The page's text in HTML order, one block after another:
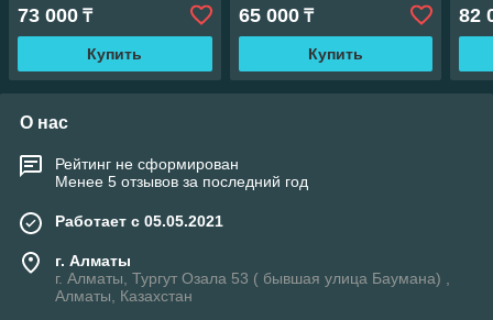
73 000 ₸
Купить
65 000₸
Купить
82
О нас
Рейтинг не сформирован
Менее 5 отзывов за последний год
Работает с 05.05.2021
г. Алматы
г. Алматы, Тургут Озала 53 ( бывшая улица Баумана) ,
Алматы, Казахстан